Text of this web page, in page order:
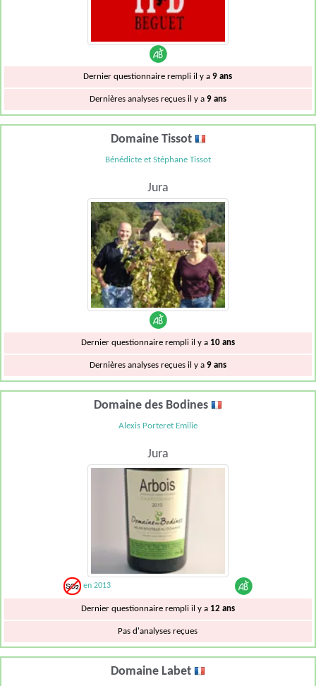
Dernier questionnaire rempli il y a9 ans
Dernières analyses reçues il y a 9 ans
Domaine Tissot
Bénédicte et Stéphane Tissot
Jura
Dernier questionnaire rempli il y a 10 ans
Dernières analyses reçues il y a 9 ans
Domaine des Bodines
Alexis Porteret Emilie
Jura
en 2013
Dernier questionnaire rempli il y a 12 ans
Pas d'analyses reçues
Domaine Labet